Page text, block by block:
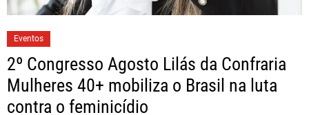
Eventos
2º Congresso Agosto Lilás da Confraria
Mulheres 40+ mobiliza o Brasil na luta
contra o feminicídio